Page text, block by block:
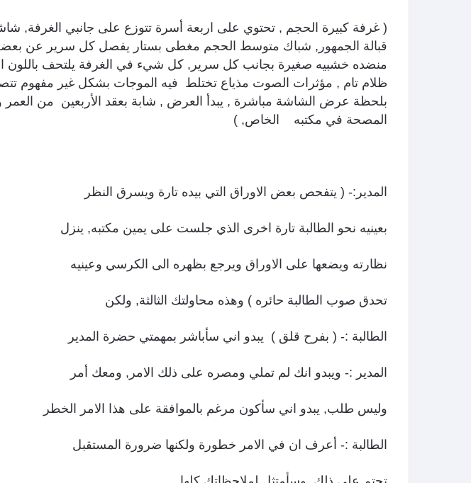
( غرفة كبيرة الحجم , تحتوي على اربعة أسرة تتوزع على جانبي الغرفة,
قبالة الجمهور, شباك متوسط الحجم مغطى بستار يفصل كل سرير عن
منضده خشبيه صغيرة بجانب كل سرير, كل شيء في الغرفة يلتحف
ظلام تام , مؤثرات الصوت مذياع تختلط فيه الموجات بشكل غير مفهوم
بلحظة عرض الشاشة مباشرة , يبدأ العرض , شابة بعقد الأربعين من
المصحة في مكتبه الخاص, )
المدير:- ( يتفحص بعض الاوراق التي بيده تارة ويسرق النظر
بعينيه نحو الطالبة تارة اخرى الذي جلست على يمين مكتبه, ينزل
نظارته ويضعها على الاوراق ويرجع بظهره الى الكرسي وعينيه
تحدق صوب الطالبة حائره ) وهذه محاولتك الثالثة, ولكن
الطالبة :- ( بفرح قلق ) يبدو اني سأباشر بمهمتي حضرة المدير
المدير :- ويبدو انك لم تملي ومصره على ذلك الامر, ومعك أمر
وليس طلب, يبدو اني سأكون مرغم بالموافقة على هذا الامر الخطر
الطالبة :- أعرف ان في الامر خطورة ولكنها ضرورة المستقبل